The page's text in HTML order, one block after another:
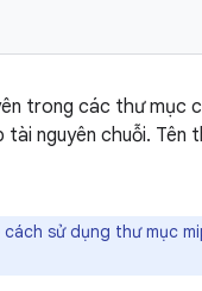
trong các thư mục
nguyên chuỗi.
sử dụng thư mục